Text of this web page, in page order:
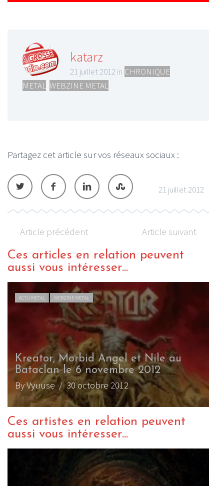
katarz
21 juillet 2012 in CHRONIQUE
METAL WEBZINE METAL
Partagez cet article sur vos réseaux sociaux :
21 juillet 2012
Article précédent Article suivant
Ces articles en relation peuvent
aussi vous intéresser...
ACTU METAL WEBZINE METAL
Kreator, Morbid Angel et Nile au
Bataclan le 6 novembre 2012
By Vyuuse/ 30 octobre 2012
Ces artistes en relation peuvent
aussi vous intéresser...